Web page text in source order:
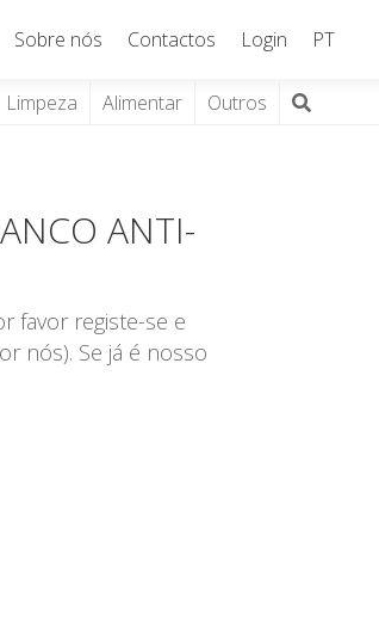
Sobre nós Contactos Login PT
Limpeza Alimentar Outros
ANTI-
favor registe-se e
nós). Se já é nosso